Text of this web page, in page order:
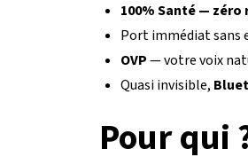
100% Santé — zéro
Port immédiat sans
OVP— votre voix
Quasi invisible,
Pour qui